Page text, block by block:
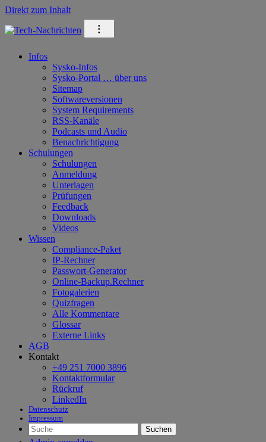
Direkt zum Inhalt
⁝
Infos
Sysko-Infos
Sysko-Portal … über uns
Sitemap
Softwareversionen
System Requirements
RSS-Kanäle
Podcasts und Audio
Benachrichtigung
Schulungen
Schulungen
Anmeldung
Unterlagen
Prüfungen
Feedback
Downloads
Videos
Wissen
Compliance-Paket
IP-Rechner
Passwort-Generator
Online-Backup.Rechner
Fotogalerien
Quizfragen
Alle Kommentare
Glossar
Externe Links
AGB
Kontakt
+49 251 7000 3896
Kontaktformular
Rückruf
LinkedIn
Datenschutz
Impressum
Suchen